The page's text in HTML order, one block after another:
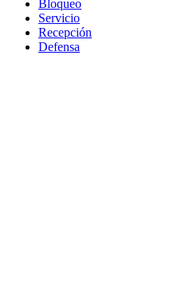
Bloqueo
Servicio
Recepción
Defensa